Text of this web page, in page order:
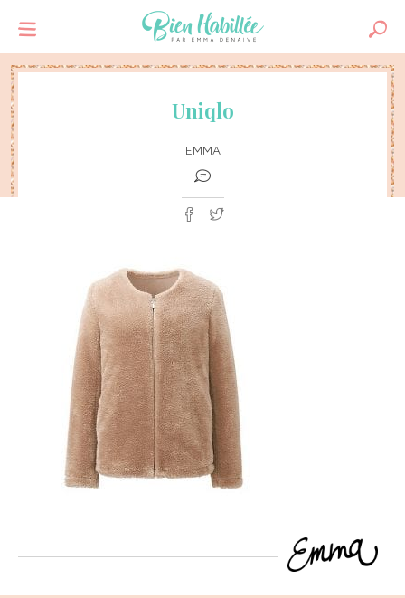
Uniqlo
EMMA